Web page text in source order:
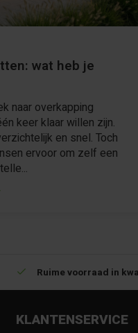
wat heb je
naar overkapping
keer klaar willen zijn.
en snel. Toch
ervoor om zelf een
Ruime voorraad in
KLANTENSERVICE